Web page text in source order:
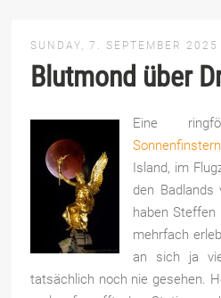
SUNDAY, 7. SEPTEMBER 2025
Blutmond über
Eine
Island, im
den
haben
mehrfach
an sich ja
tatsächlich noch nie gesehen.